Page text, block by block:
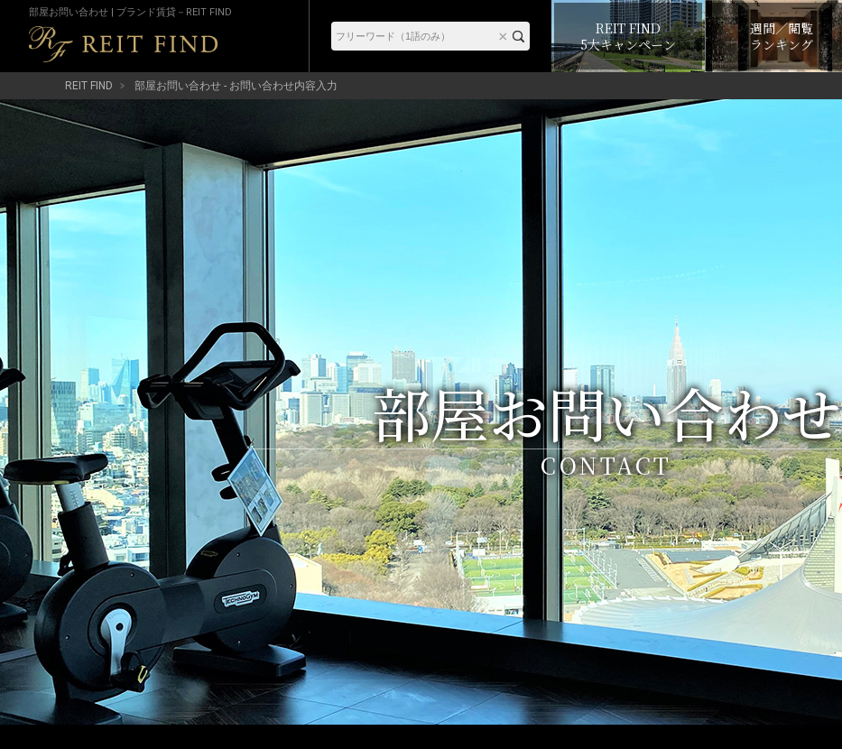
部屋お問い合わせ | ブランド賃貸－REIT FIND
REIT FIND
5大キャンペーン
週間／閲覧
ランキング
REIT FIND 部屋お問い合わせ - お問い合わせ内容入力
部屋お問い合わせ
CONTACT